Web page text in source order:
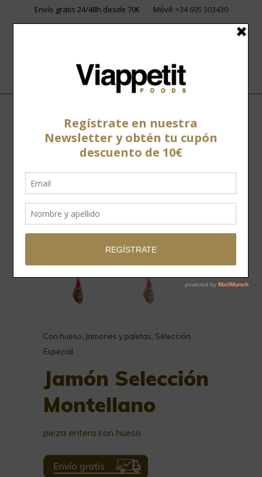
Envío gratis 24/48h desde 70€ Móvil: +34 695 303430
Con hueso Jamones y paletas Selección
Especial
Jamón Selección
Montellano
pieza entera con hueso